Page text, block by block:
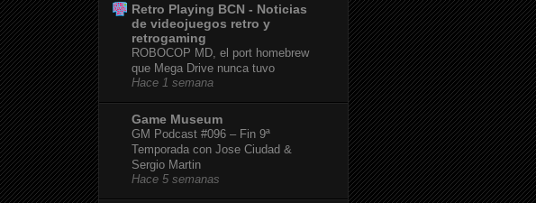
Retro Playing BCN - Noticias
de videojuegos retro y
retrogaming
ROBOCOP MD, el port homebrew
que Mega Drive nunca tuvo
Hace 1 semana
Game Museum
GM Podcast #096 – Fin 9ª
Temporada con Jose Ciudad &
Sergio Martin
Hace 5 semanas